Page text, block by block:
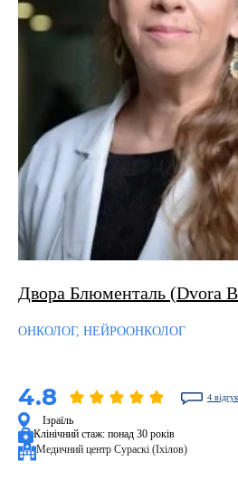
Двора Блюменталь (Dvora
ОНКОЛОГ, НЕЙРООНКОЛОГ
4.8 4
Ізраїль
Клінічний стаж: понад 30 років
Медичний центр Сураскі (Іхілов)